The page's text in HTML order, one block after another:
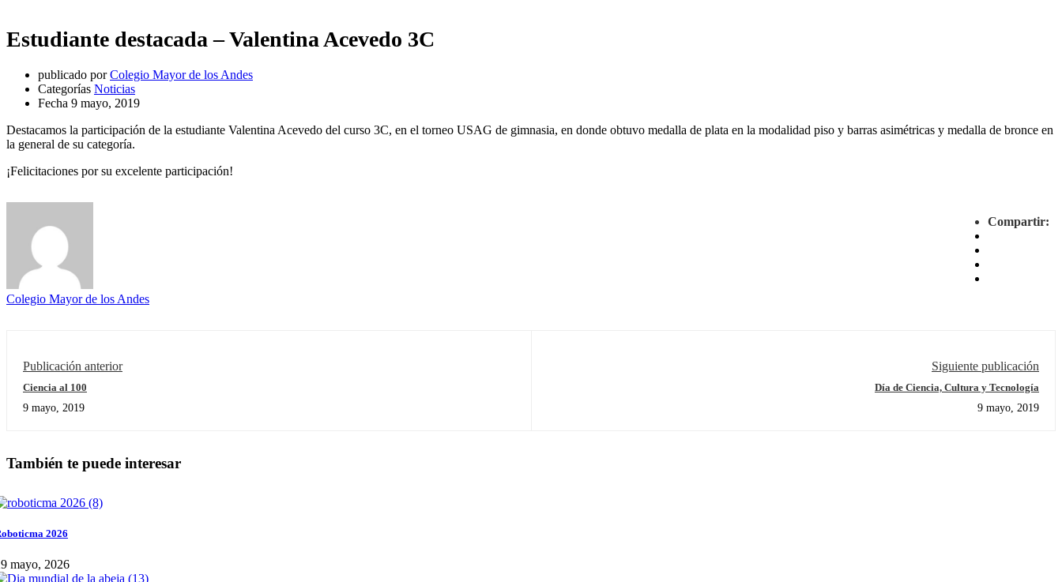
Estudiante destacada – Valentina Acevedo 3C
publicado por Colegio Mayor de los Andes
Categorías Noticias
Fecha 9 mayo, 2019
Destacamos la participación de la estudiante Valentina Acevedo del curso 3C, en el torneo USAG de gimnasia, en donde obtuvo medalla de plata en la modalidad piso y barras asimétricas y medalla de bronce en
la general de su categoría.
¡Felicitaciones por su excelente participación!
Compartir:
Colegio Mayor de los Andes
Publicación anterior
Ciencia al 100
9 mayo, 2019
Siguiente publicación
Día de Ciencia, Cultura y Tecnología
9 mayo, 2019
También te puede interesar
2026
mayo, 2026